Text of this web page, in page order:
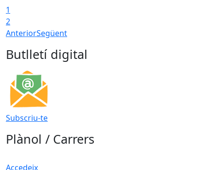
1
2
AnteriorSegüent
Butlletí digital
Subscriu-te
Plànol / Carrers
Accedeix